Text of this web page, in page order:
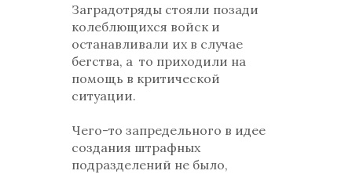
Заградотряды стояли позади
колеблющихся войск и
останавливали их в случае
бегства, а то приходили на
помощь в критической
ситуации.
Чего-то запредельного в идее
создания штрафных
подразделений не было,